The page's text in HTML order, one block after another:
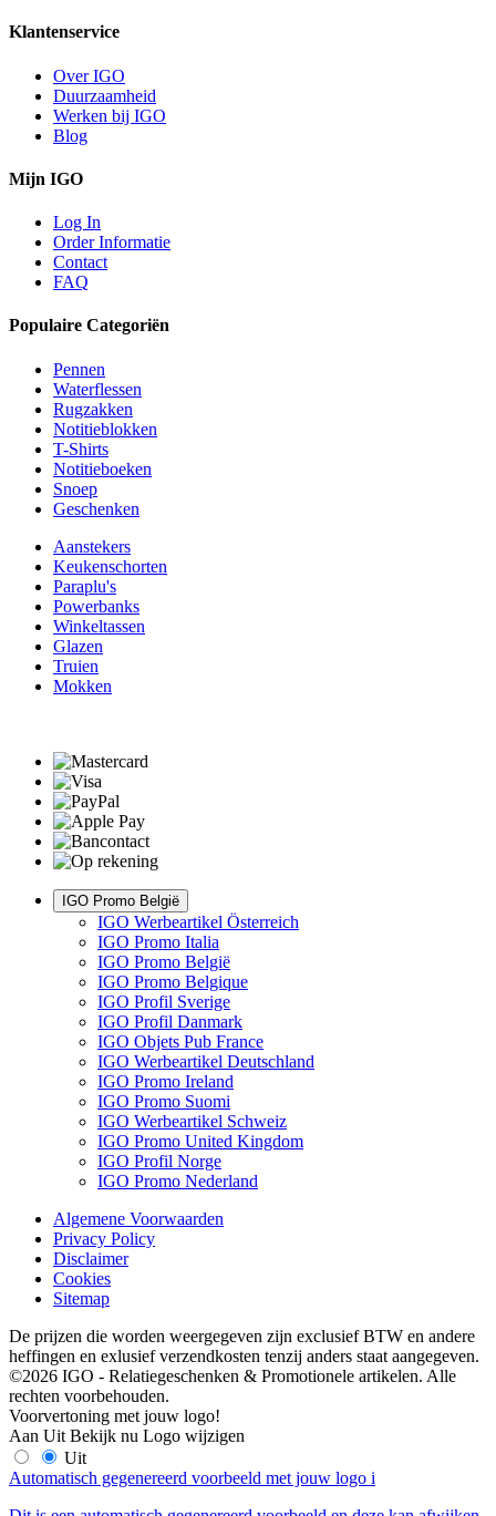
Klantenservice
Over IGO
Duurzaamheid
Werken bij IGO
Blog
Mijn IGO
Log In
Order Informatie
Contact
FAQ
Populaire Categoriën
Pennen
Waterflessen
Rugzakken
Notitieblokken
T-Shirts
Notitieboeken
Snoep
Geschenken
Aanstekers
Keukenschorten
Paraplu's
Powerbanks
Winkeltassen
Glazen
Truien
Mokken
IGO Promo België
IGO Werbeartikel Österreich
IGO Promo Italia
IGO Promo België
IGO Promo Belgique
IGO Profil Sverige
IGO Profil Danmark
IGO Objets Pub France
IGO Werbeartikel Deutschland
IGO Promo Ireland
IGO Promo Suomi
IGO Werbeartikel Schweiz
IGO Promo United Kingdom
IGO Profil Norge
IGO Promo Nederland
Algemene Voorwaarden
Privacy Policy
Disclaimer
Cookies
Sitemap
De prijzen die worden weergegeven zijn exclusief BTW en andere
heffingen en exlusief verzendkosten tenzij anders staat aangegeven.
©2026 IGO - Relatiegeschenken & Promotionele artikelen. Alle
rechten voorbehouden.
Voorvertoning met jouw logo!
Aan Uit Bekijk nu Logo wijzigen
Uit
Automatisch gegenereerd voorbeeld met jouw logo i